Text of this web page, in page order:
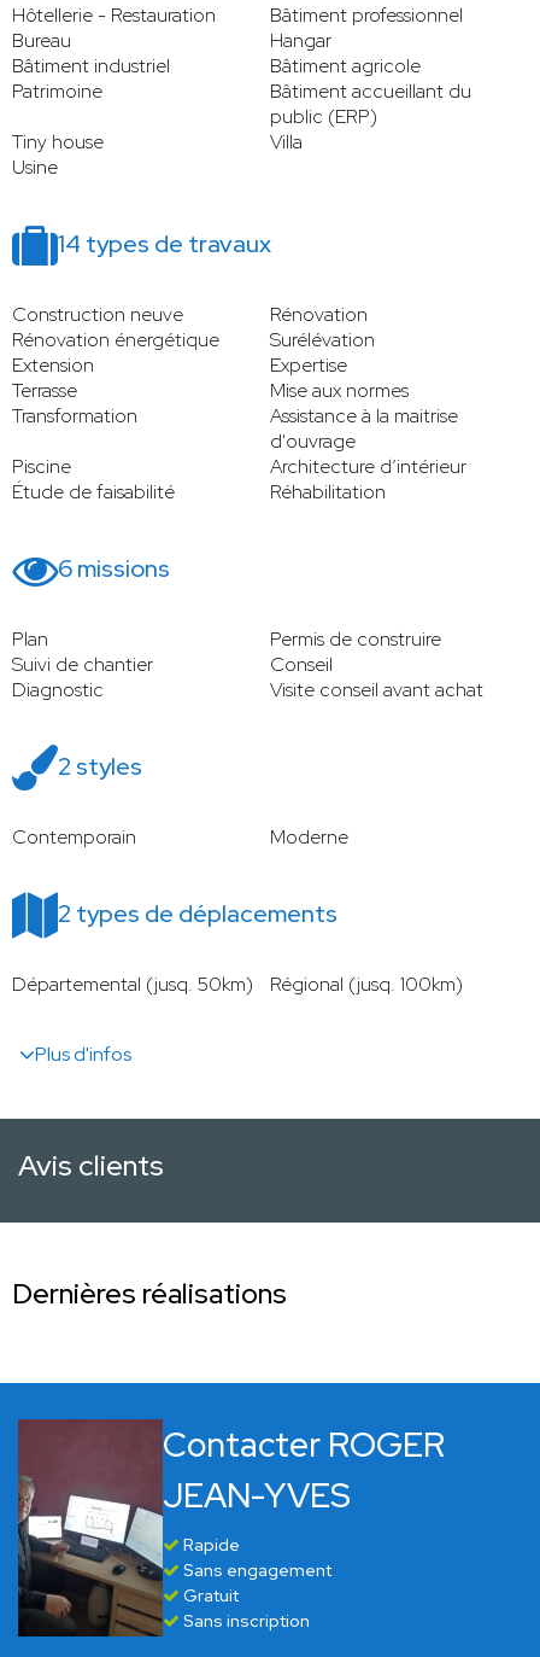
Hôtellerie - Restauration
Bâtiment professionnel
Bureau
Hangar
Bâtiment industriel
Bâtiment agricole
Patrimoine
Bâtiment accueillant du
public (ERP)
Tiny house
Villa
Usine
14 types de travaux
Construction neuve
Rénovation
Rénovation énergétique
Surélévation
Extension
Expertise
Terrasse
Mise aux normes
Transformation
Assistance à la maitrise
d'ouvrage
Piscine
Architecture d’intérieur
Étude de faisabilité
Réhabilitation
6 missions
Plan
Permis de construire
Suivi de chantier
Conseil
Diagnostic
Visite conseil avant achat
2 styles
Contemporain Moderne
2 types de déplacements
Départemental (jusq. 50km) Régional (jusq. 100km)
Plus d'infos
Avis clients
Dernières réalisations
Contacter ROGER
JEAN-YVES
Rapide
Sans engagement
Gratuit
Sans inscription